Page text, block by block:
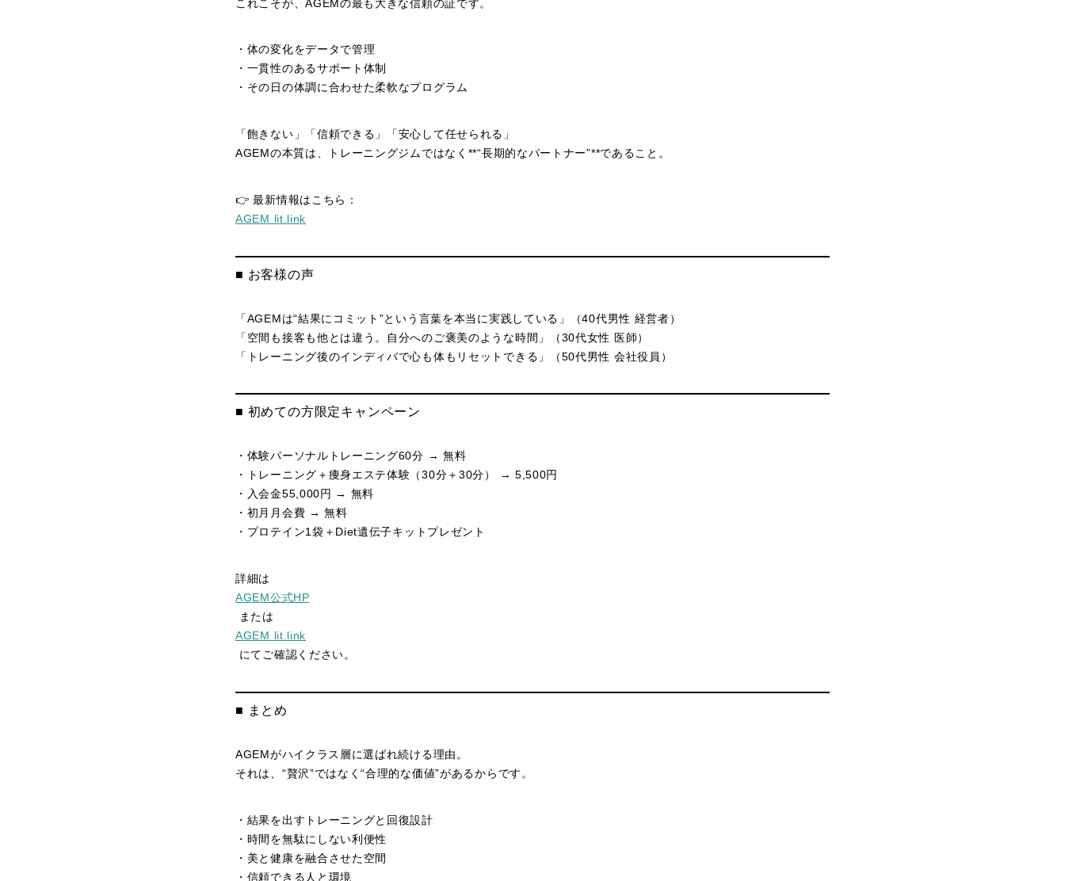
これこそが、AGEMの最も大きな信頼の証です。
・体の変化をデータで管理
・一貫性のあるサポート体制
・その日の体調に合わせた柔軟なプログラム
「飽きない」「信頼できる」「安心して任せられる」
AGEMの本質は、トレーニングジムではなく**“長期的なパートナー”**であること。
👉 最新情報はこちら：
AGEM lit.link
■ お客様の声
「AGEMは“結果にコミット”という言葉を本当に実践している」（40代男性 経営者）
「空間も接客も他とは違う。自分へのご褒美のような時間」（30代女性 医師）
「トレーニング後のインディバで心も体もリセットできる」（50代男性 会社役員）
■ 初めての方限定キャンペーン
・体験パーソナルトレーニング60分 → 無料
・トレーニング＋痩身エステ体験（30分＋30分） → 5,500円
・入会金55,000円 → 無料
・初月月会費 → 無料
・プロテイン1袋＋Diet遺伝子キットプレゼント
詳細は
AGEM公式HP
または
AGEM lit.link
にてご確認ください。
■ まとめ
AGEMがハイクラス層に選ばれ続ける理由。
それは、“贅沢”ではなく“合理的な価値”があるからです。
・結果を出すトレーニングと回復設計
・時間を無駄にしない利便性
・美と健康を融合させた空間
・信頼できる人と環境